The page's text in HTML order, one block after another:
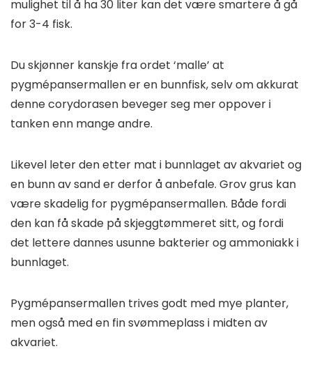
mulighet til å ha 30 liter kan det være smartere å gå
for 3-4 fisk.
Du skjønner kanskje fra ordet ‘malle’ at
pygmépansermallen er en bunnfisk, selv om akkurat
denne corydorasen beveger seg mer oppover i
tanken enn mange andre.
Likevel leter den etter mat i bunnlaget av akvariet og
en bunn av sand er derfor å anbefale. Grov grus kan
være skadelig for pygmépansermallen. Både fordi
den kan få skade på skjeggtømmeret sitt, og fordi
det lettere dannes usunne bakterier og ammoniakk i
bunnlaget.
Pygmépansermallen trives godt med mye planter,
men også med en fin svømmeplass i midten av
akvariet.